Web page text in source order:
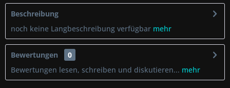
Beschreibung
noch keine Langbeschreibung verfügbar mehr
Bewertungen
0
Bewertungen lesen, schreiben und diskutieren... mehr